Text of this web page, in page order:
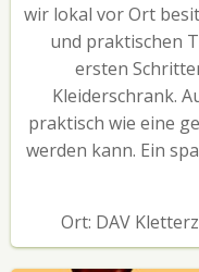
wir lokal vor Ort
und praktischen
ersten
Kleiderschrank.
praktisch wie eine
werden kann. Ein
Ort: DAV